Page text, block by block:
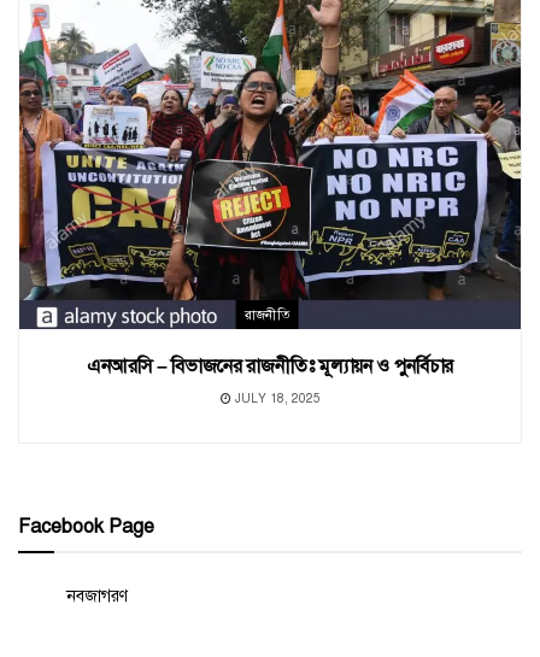
রাজনীতি
এনআরসি – বিভাজনের রাজনীতিঃ মূল্যায়ন ও পুনর্বিচার
JULY 18, 2025
Facebook Page
নবজাগরণ